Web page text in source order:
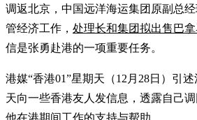
调返北京，中国远洋海运集团原副总
管经济工作， 处理长和集团拟出售巴
信是张勇赴港的一项重要任务。
港媒“香港01”星期天（12月28日）引
天向一些香港友人发信息，透露自己
他在港期间工作的支持与帮助。